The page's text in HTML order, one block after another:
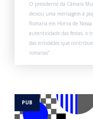
O presidente da Câmara
deixou uma mensagem à
Romaria em Honra de
autenticidade das festas, o
das entidades que
romarias”.